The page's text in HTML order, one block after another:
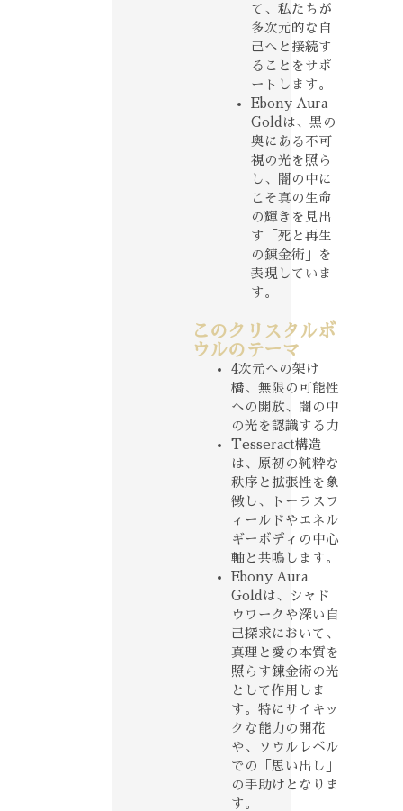
て、私たちが
多次元的な自
己へと接続す
ることをサポ
ートします。
Ebony Aura
Goldは、黒の
奥にある不可
視の光を照ら
し、闇の中に
こそ真の生命
の輝きを見出
す「死と再生
の錬金術」を
表現していま
す。
このクリスタルボ
ウルのテーマ
4次元への架け
橋、無限の可能性
への開放、闇の中
の光を認識する力
Tesseract構造
は、原初の純粋な
秩序と拡張性を象
徴し、トーラスフ
ィールドやエネル
ギーボディの中心
軸と共鳴します。
Ebony Aura
Goldは、シャド
ウワークや深い自
己探求において、
真理と愛の本質を
照らす錬金術の光
として作用しま
す。特にサイキッ
クな能力の開花
や、ソウルレベル
での「思い出し」
の手助けとなりま
す。